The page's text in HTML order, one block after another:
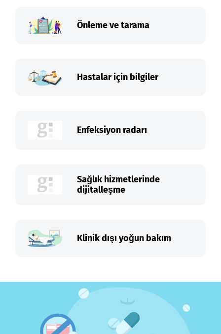
Önleme ve tarama
Hastalar için bilgiler
Enfeksiyon radarı
Sağlık hizmetlerinde
dijitalleşme
Klinik dışı yoğun bakım